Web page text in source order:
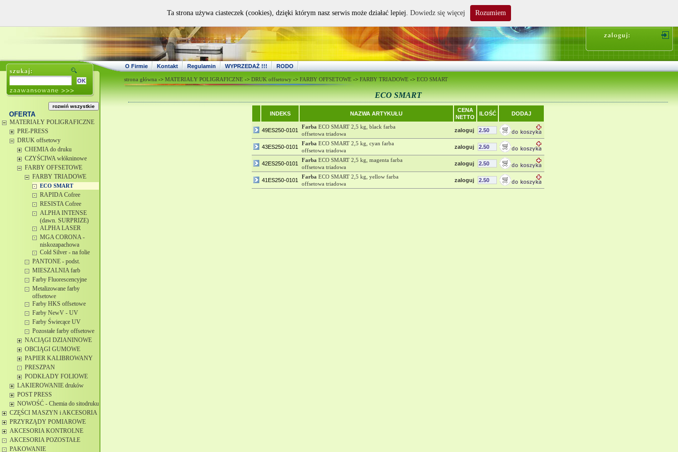
O Firmie Kontakt Regulamin WYPRZEDAŻ !!! RODO
OFERTA
MATERIAŁY POLIGRAFICZNE
PRE-PRESS
DRUK offsetowy
CHEMIA do druku
CZYŚCIWA włókninowe
FARBY OFFSETOWE
FARBY TRIADOWE
ECO SMART
RAPIDA Cofree
RESISTA Cofree
ALPHA INTENSE
(dawn. SURPRIZE)
ALPHA LASER
MGA CORONA -
niskozapachowa
Cold Silver - na folie
PANTONE - podst.
MIESZALNIA farb
Farby Fluorescencyjne
Metalizowane farby
offsetowe
Farby HKS offsetowe
Farby NewV - UV
Farby Świecące UV
Pozostałe farby offsetowe
NACIĄGI DZIANINOWE
OBCIĄGI GUMOWE
PAPIER KALIBROWANY
PRESZPAN
PODKŁADY FOLIOWE
LAKIEROWANIE druków
POST PRESS
NOWOŚĆ - Chemia do sitodruku
CZĘŚCI MASZYN i AKCESORIA
PRZYRZĄDY POMIAROWE
AKCESORIA KONTROLNE
AKCESORIA POZOSTAŁE
PAKOWANIE
strona główna -> MATERIAŁY POLIGRAFICZNE -> DRUK offsetowy -> FARBY OFFSETOWE -> FARBY TRIADOWE -> ECO SMART
ECO SMART
INDEKS NAZWA ARTYKUŁU
CENA
NETTO
ILOŚĆ DODAJ
49ES250-0101
Farba ECO SMART 2,5 kg, black farba
offsetowa triadowa
zaloguj
43ES250-0101
Farba ECO SMART 2,5 kg, cyan farba
offsetowa triadowa
zaloguj
42ES250-0101
Farba ECO SMART 2,5 kg, magenta farba
offsetowa triadowa
zaloguj
41ES250-0101
Farba ECO SMART 2,5 kg, yellow farba
offsetowa triadowa
zaloguj
Ta strona używa ciasteczek (cookies), dzięki którym nasz serwis może działać lepiej. Dowiedz się więcej Rozumiem